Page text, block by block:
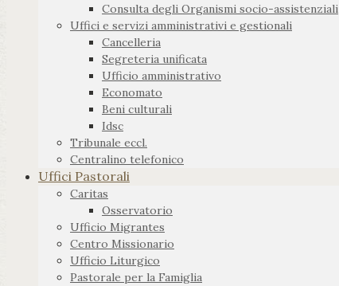
Consulta degli Organismi socio-assistenziali
Uffici e servizi amministrativi e gestionali
Cancelleria
Segreteria unificata
Ufficio amministrativo
Economato
Beni culturali
Idsc
Tribunale eccl.
Centralino telefonico
Uffici Pastorali
Caritas
Osservatorio
Ufficio Migrantes
Centro Missionario
Ufficio Liturgico
Pastorale per la Famiglia